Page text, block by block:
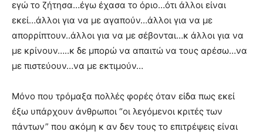
εγώ το ζήτησα…έγω έχασα το όριο…ότι άλλοι είναι
εκεί…άλλοι για να με αγαπούν…άλλοι για να με
απορρίπτουν..άλλοι για να με σέβονται…κ άλλοι για να
με κρίνουν…..κ δε μπορώ να απαιτώ να τους αρέσω…να
με πιστεύουν…να με εκτιμούν…
Μόνο που τρόμαξα πολλές φορές όταν είδα πως εκεί
έξω υπάρχουν άνθρωποι “οι λεγόμενοι κριτές των
πάντων” που ακόμη κ αν δεν τους το επιτρέψεις είναι